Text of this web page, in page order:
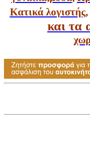
Κατικά λογιστής,
και τα